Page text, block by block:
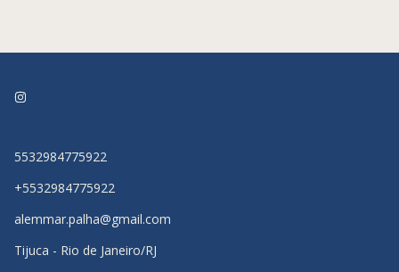
5532984775922
+5532984775922
alemmar.palha@gmail.com
Tijuca - Rio de Janeiro/RJ